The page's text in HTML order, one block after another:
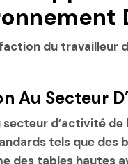
du travailleur
Au Secteur
d’activité de
tels que des
des tables